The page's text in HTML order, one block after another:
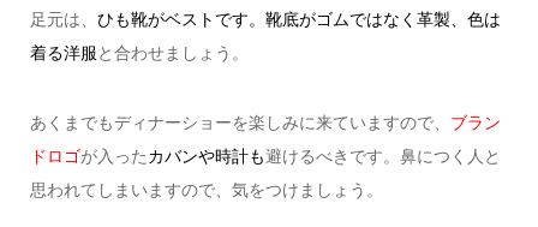
足元は、 ひも靴がベストです。 靴底がゴムではなく革製、色は
着る洋服と合わせましょう。
あくまでもディナーショーを楽しみに来ていますので、 ブラン
ドロゴが入ったカバンや時計も避けるべきです。 鼻につく人と
思われてしまいますので、気をつけましょう。